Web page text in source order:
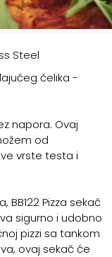
Steel
čelika -
napora. Ovaj
od
vrste testa i
Pizza sekač
sigurno i udobno
pizzi sa tankom
ovaj sekač će